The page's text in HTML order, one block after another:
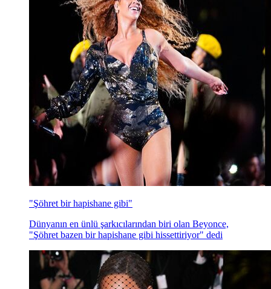
"Şöhret bir hapishane gibi"
Dünyanın en ünlü şarkıcılarından biri olan Beyonce,
"Şöhret bazen bir hapishane gibi hissettiriyor" dedi